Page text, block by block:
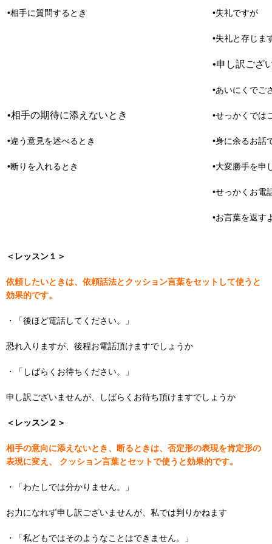
•相手に質問するとき •失礼ですが
•失礼と存じま
•相手の期待に添えないとき
•違う意見を述べるとき
•断りを入れるとき
•申し訳ござ
•あいにくでご
•せっかくでは
•身に余るお話
•大変勝手を申
•せっかくお電
•お言葉を返す
＜レッスン１＞
依頼したいときは、依頼話法とクッション言葉をセットして使うと
効果的です。
・「後ほど電話してください。」
恐れ入りますが、後程お電話頂けますでしょうか
・「しばらくお待ちください。」
申し訳ございませんが、しばらくお待ち頂けますでしょうか
＜レッスン２＞
相手の意向に添えないとき、断るときは、否定形の表現を肯定形の
表現に変え、 クッション言葉とセットで使うと効果的です。
・「わたしでは分かりません。」
お力になれず申し訳ございませんが、私では判りかねます
・「私どもではそのようなことはできません。」